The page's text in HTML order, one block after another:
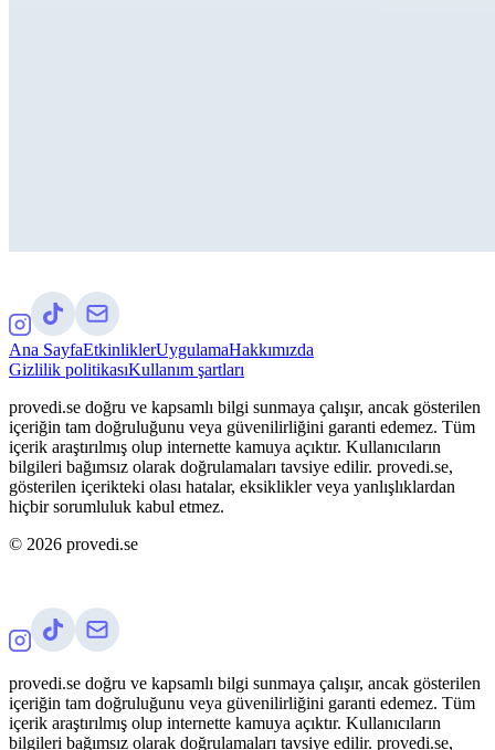
Ana SayfaEtkinliklerUygulamaHakkımızda
Gizlilik politikasıKullanım şartları
provedi.se doğru ve kapsamlı bilgi sunmaya çalışır, ancak gösterilen
içeriğin tam doğruluğunu veya güvenilirliğini garanti edemez. Tüm
içerik araştırılmış olup internette kamuya açıktır. Kullanıcıların
bilgileri bağımsız olarak doğrulamaları tavsiye edilir. provedi.se,
gösterilen içerikteki olası hatalar, eksiklikler veya yanlışlıklardan
hiçbir sorumluluk kabul etmez.
© 2026 provedi.se
provedi.se doğru ve kapsamlı bilgi sunmaya çalışır, ancak gösterilen
içeriğin tam doğruluğunu veya güvenilirliğini garanti edemez. Tüm
içerik araştırılmış olup internette kamuya açıktır. Kullanıcıların
bilgileri bağımsız olarak doğrulamaları tavsiye edilir. provedi.se,